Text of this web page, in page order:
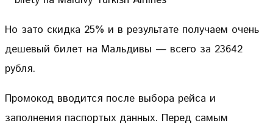
Но зато скидка 25% и в результате получаем очень
дешевый билет на Мальдивы — всего за 23642
рубля.
Промокод вводится после выбора рейса и
заполнения паспортых данных. Перед самым